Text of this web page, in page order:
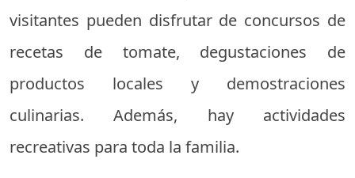
visitantes pueden disfrutar de concursos de
recetas de tomate, degustaciones de
productos locales y demostraciones
culinarias. Además, hay actividades
recreativas para toda la familia.